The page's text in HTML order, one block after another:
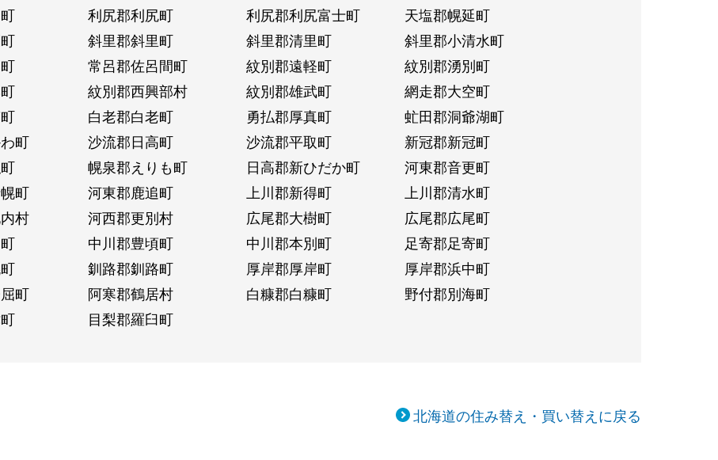
利尻郡利尻町 利尻郡利尻富士町
天塩郡幌延町
斜里郡斜里町 斜里郡清里町
斜里郡小清水町
常呂郡佐呂間町 紋別郡遠軽町
紋別郡湧別町
紋別郡西興部村 紋別郡雄武町
網走郡大空町
白老郡白老町 勇払郡厚真町
虻田郡洞爺湖町
町 沙流郡日高町 沙流郡平取町
新冠郡新冠町
幌泉郡えりも町 日高郡新ひだか町
河東郡音更町
町 河東郡鹿追町 上川郡新得町
上川郡清水町
村 河西郡更別村 広尾郡大樹町
広尾郡広尾町
中川郡豊頃町 中川郡本別町
足寄郡足寄町
釧路郡釧路町 厚岸郡厚岸町
厚岸郡浜中町
町 阿寒郡鶴居村 白糠郡白糠町
野付郡別海町
目梨郡羅臼町
北海道の住み替え・買い替えに戻る